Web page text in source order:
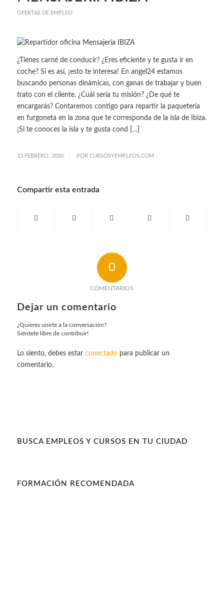
OFERTAS DE EMPLEO
¿Tienes carné de conducir? ¿Eres eficiente y te gusta ir en
coche? Si es así, ¡esto te interesa! En angel24 estamos
buscando personas dinámicas, con ganas de trabajar y buen
trato con el cliente. ¿Cuál sería tu misión? ¿De qué te
encargarás? Contaremos contigo para repartir la paquetería
en furgoneta en la zona que te corresponda de la isla de Ibiza.
¡Si te conoces la isla y te gusta cond […]
13 FEBRERO, 2020 / POR CURSOSYEMPLEOS.COM
Compartir esta entrada
0
COMENTARIOS
Dejar un comentario
¿Quieres unirte a la conversación?
Siéntete libre de contribuir!
Lo siento, debes estar conectadopara publicar un
comentario.
BUSCA EMPLEOS Y CURSOS EN TU CIUDAD
FORMACIÓN RECOMENDADA